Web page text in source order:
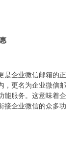
是企业微信邮箱的正
，更名为企业微信邮
能服务。这意味着企
接企业微信的众多功